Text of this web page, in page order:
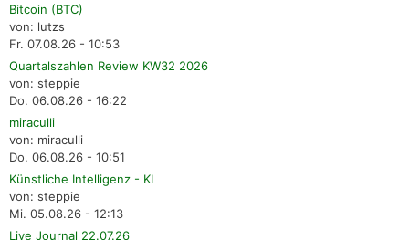
Bitcoin (BTC)
von: lutzs
Fr. 07.08.26 - 10:53
Quartalszahlen Review KW32 2026
von: steppie
Do. 06.08.26 - 16:22
miraculli
von: miraculli
Do. 06.08.26 - 10:51
Künstliche Intelligenz - KI
von: steppie
Mi. 05.08.26 - 12:13
Live Journal 22.07.26